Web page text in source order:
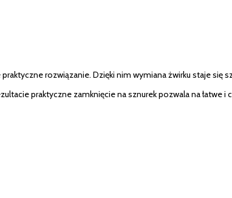
rozwiązanie. Dzięki nim wymiana żwirku staje się
praktyczne zamknięcie na sznurek pozwala na łatwe i